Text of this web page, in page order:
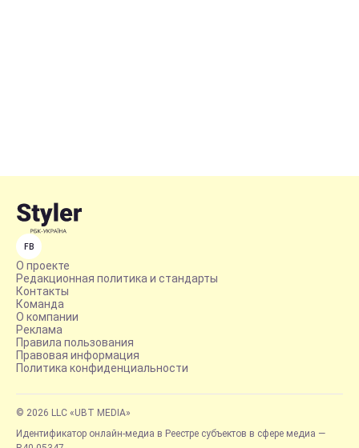
FB
О проекте
Редакционная политика и стандарты
Контакты
Команда
О компании
Реклама
Правила пользования
Правовая информация
Политика конфиденциальности
© 2026 LLC «UBT MEDIA»
Идентификатор онлайн-медиа в Реестре субъектов в сфере медиа —